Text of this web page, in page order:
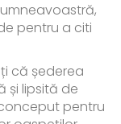
pentru a citi
că șederea
și lipsită de
pentru